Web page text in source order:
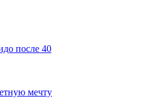
после 40
мечту